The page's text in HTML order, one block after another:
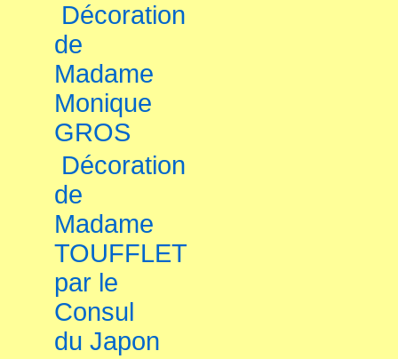
Décoration
de
Madame
Monique
GROS
Décoration
de
Madame
TOUFFLET
par le
Consul
du Japon